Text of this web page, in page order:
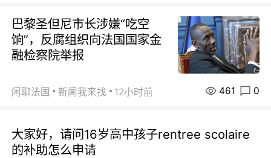
巴黎圣但尼市长涉嫌“吃空
饷”，反腐组织向法国国家金
融检察院举报
闲聊法国 新闻我来找 12小时前 461 0
大家好，请问16岁高中孩子rentree scolaire
的补助怎么申请